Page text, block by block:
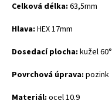
Celková délka: 63,5mm
Hlava: HEX 17mm
Dosedací plocha: kužel 60°
Povrchová úprava: pozink
Materiál: ocel 10.9